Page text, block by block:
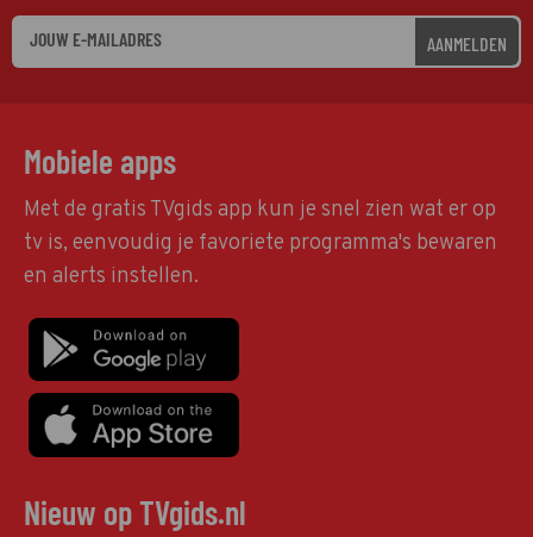
AANMELDEN
Mobiele apps
Met de gratis TVgids app kun je snel zien wat er op
tv is, eenvoudig je favoriete programma's bewaren
en alerts instellen.
Nieuw op TVgids.nl